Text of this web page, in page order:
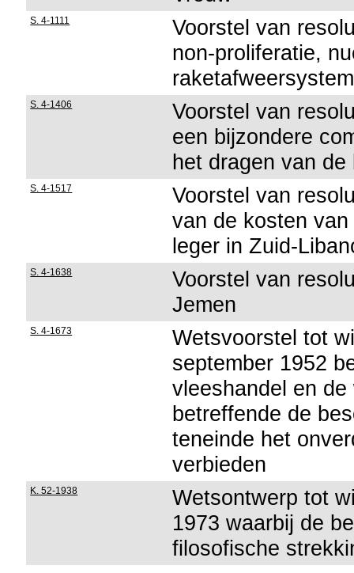
S. 4-1111
Voorstel van
non-proliferatie,
S. 4-1406
Voorstel van
een bijzondere
het dragen van
S. 4-1517
Voorstel van
van de kosten
leger in Zuid-
S. 4-1638
Voorstel van
Jemen
S. 4-1673
Wetsvoorstel tot
september 1952
vleeshandel en
betreffende de
teneinde het
verbieden
K. 52-1938
Wetsontwerp tot
1973 waarbij de
filosofische